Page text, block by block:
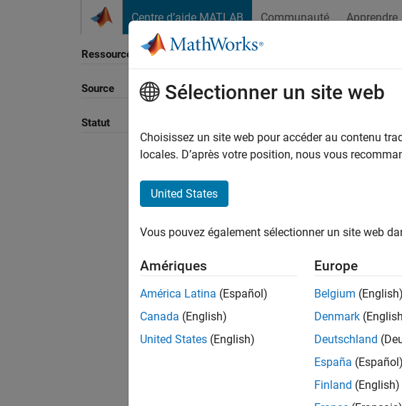
Centre d’aide MATLAB Communauté Apprendre
Ressource
Source
Statut
Trier par
Sélectionner un site web
Choisissez un site web pour accéder au contenu
locales. D’après votre position, nous vous
United States
Vous pouvez également sélectionner un site web
Amériques
América Latina (Español)
Canada (English)
United States (English)
Europe
Belgium (English)
Denmark
Deutschland
España (Español)
Finland (English)